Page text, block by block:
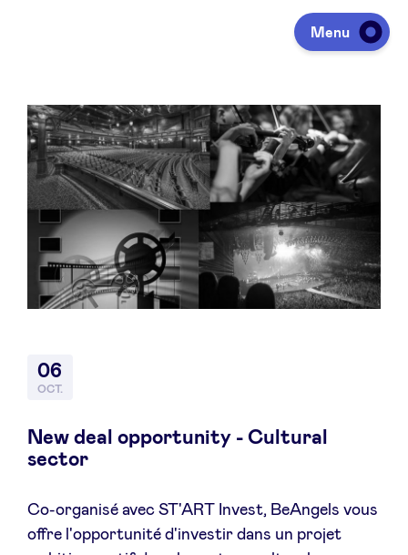
Menu
Investir
Lever des fonds
Portfolio
Agenda
Actualités
06
OCT.
New deal opportunity - Cultural
sector
Co-organisé avec ST'ART Invest, BeAngels vous
offre l'opportunité d'investir dans un projet